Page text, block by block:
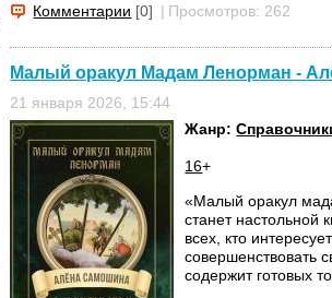
Как вообще писать
Как готовиться к
Комментарии [0] | Просмотров: 262
Малый оракул Мадам Ленорман -
21 января 2026, 15:44
Жанр:
16+
«Малый оракул
станет
всех, кто
совершенствовать
содержит готовых